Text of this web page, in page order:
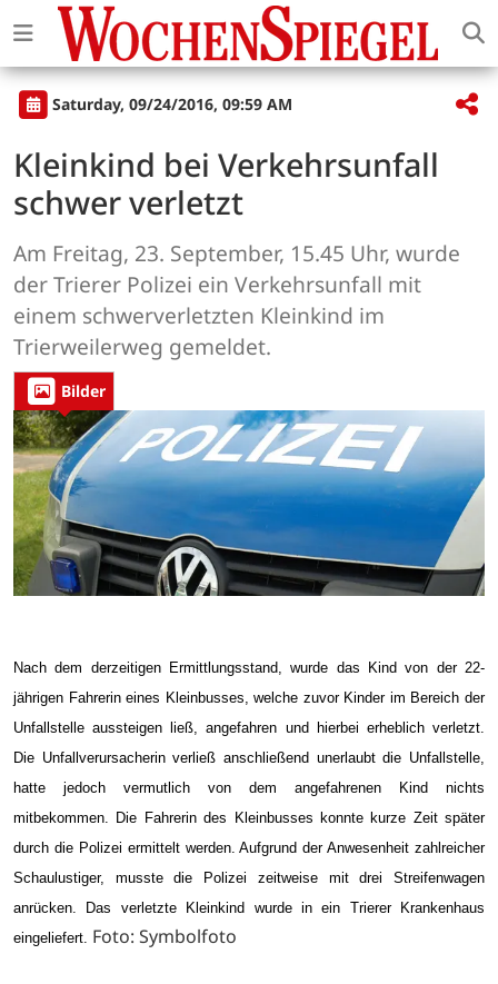
Saturday, 09/24/2016, 09:59 AM
Kleinkind bei Verkehrsunfall
schwer verletzt
Am Freitag, 23. September, 15.45 Uhr, wurde
der Trierer Polizei ein Verkehrsunfall mit
einem schwerverletzten Kleinkind im
Trierweilerweg gemeldet.
Bilder
Nach dem derzeitigen Ermittlungsstand, wurde das Kind von der 22-
jährigen Fahrerin eines Kleinbusses, welche zuvor Kinder im Bereich der
Unfallstelle aussteigen ließ, angefahren und hierbei erheblich verletzt.
Die Unfallverursacherin verließ anschließend unerlaubt die Unfallstelle,
hatte jedoch vermutlich von dem angefahrenen Kind nichts
mitbekommen. Die Fahrerin des Kleinbusses konnte kurze Zeit später
durch die Polizei ermittelt werden. Aufgrund der Anwesenheit zahlreicher
Schaulustiger, musste die Polizei zeitweise mit drei Streifenwagen
anrücken. Das verletzte Kleinkind wurde in ein Trierer Krankenhaus
eingeliefert. Foto: Symbolfoto